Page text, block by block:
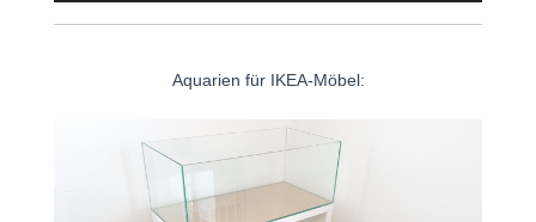
Aquarien für IKEA-Möbel: